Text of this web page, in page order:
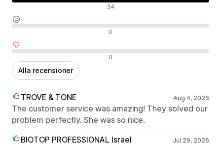
Positiva recensioner 34
Neutrala recensioner 0
Negativa recensioner 0
Alla recensioner
TROVE & TONE Aug 4, 2026
The customer service was amazing! They solved our
problem perfectly. She was so nice.
BIOTOP PROFESSIONAL Israel
Jul 29, 2026